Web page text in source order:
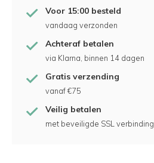
Voor 15:00 besteld
vandaag verzonden
Achteraf betalen
via Klarna, binnen 14 dagen
Gratis verzending
vanaf €75
Veilig betalen
met beveiligde SSL verbinding